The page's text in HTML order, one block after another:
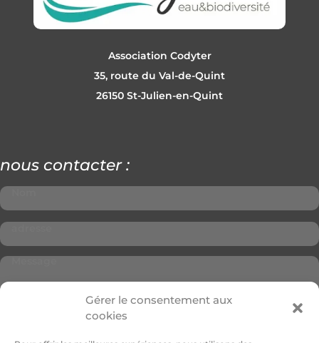
Gérer le consentement aux
cookies
Association Codyter
35, route du Val-de-Quint
26150 St-Julien-en-Quint
nous contacter :